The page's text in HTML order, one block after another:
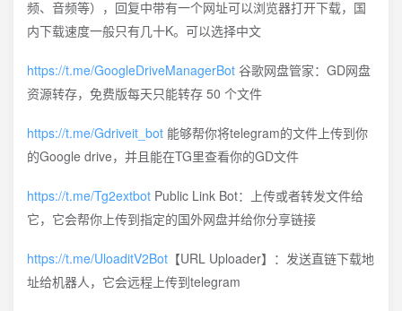
频、音频等），回复中带有一个网址可以浏览器打开下载，国
内下载速度一般只有几十K。可以选择中文
https://t.me/GoogleDriveManagerBot 谷歌网盘管家：GD网盘
资源转存，免费版每天只能转存 50 个文件
https://t.me/Gdriveit_bot 能够帮你将telegram的文件上传到你
的Google drive，并且能在TG里查看你的GD文件
https://t.me/Tg2extbot Public Link Bot：上传或者转发文件给
它，它会帮你上传到指定的国外网盘并给你分享链接
https://t.me/UloaditV2Bot 【URL Uploader】：发送直链下载地
址给机器人，它会远程上传到telegram